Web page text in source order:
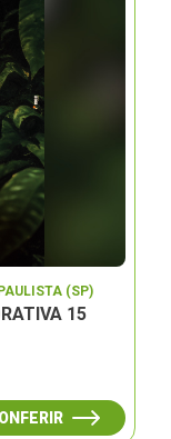
(SP)
15